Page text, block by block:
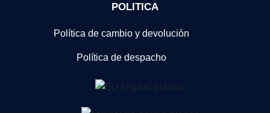
POLITICA
Política de cambio y devolución
Política de despacho